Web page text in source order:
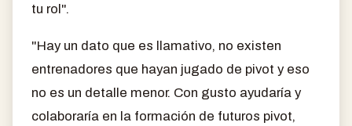
tu rol".
"Hay un dato que es llamativo, no existen
entrenadores que hayan jugado de pivot y eso
no es un detalle menor. Con gusto ayudaría y
colaboraría en la formación de futuros pivot,